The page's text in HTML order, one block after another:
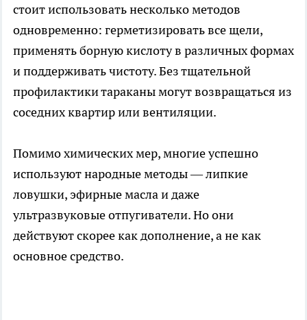
стоит использовать несколько методов
одновременно: герметизировать все щели,
применять борную кислоту в различных формах
и поддерживать чистоту. Без тщательной
профилактики тараканы могут возвращаться из
соседних квартир или вентиляции.
Помимо химических мер, многие успешно
используют народные методы — липкие
ловушки, эфирные масла и даже
ультразвуковые отпугиватели. Но они
действуют скорее как дополнение, а не как
основное средство.